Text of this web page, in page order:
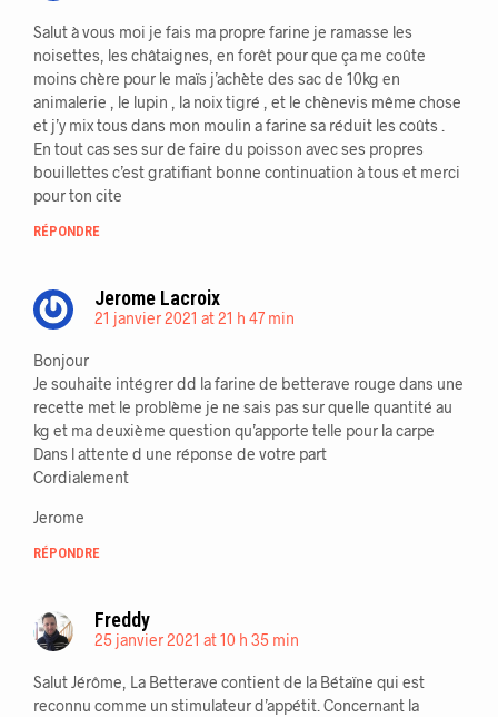
Salut à vous moi je fais ma propre farine je ramasse les
noisettes, les châtaignes, en forêt pour que ça me coûte
moins chère pour le maïs j’achète des sac de 10kg en
animalerie , le lupin , la noix tigré , et le chènevis même chose
et j’y mix tous dans mon moulin a farine sa réduit les coûts .
En tout cas ses sur de faire du poisson avec ses propres
bouillettes c’est gratifiant bonne continuation à tous et merci
pour ton cite
RÉPONDRE
Jerome Lacroix
21 janvier 2021 at 21 h 47 min
Bonjour
Je souhaite intégrer dd la farine de betterave rouge dans une
recette met le problème je ne sais pas sur quelle quantité au
kg et ma deuxième question qu’apporte telle pour la carpe
Dans l attente d une réponse de votre part
Cordialement
Jerome
RÉPONDRE
Freddy
25 janvier 2021 at 10 h 35 min
Salut Jérôme, La Betterave contient de la Bétaïne qui est
reconnu comme un stimulateur d’appétit. Concernant la